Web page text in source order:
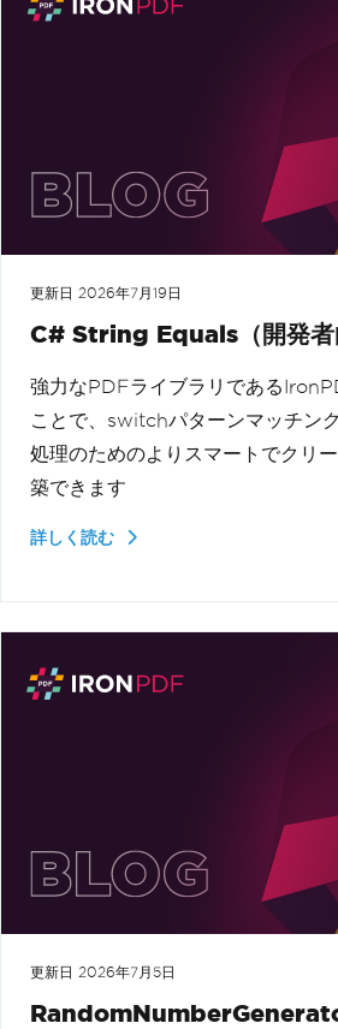
更新日 2026年7月19日
C# String Equals（開発者
強力なPDFライブラリである
ことで、switchパターンマッチン
処理のためのよりスマートでクリ
築できます
詳しく読む
更新日 2026年7月5日